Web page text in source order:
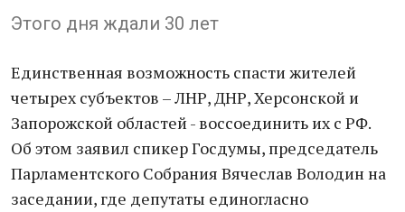
Этого дня ждали 30 лет
Единственная возможность спасти жителей
четырех субъектов – ЛНР, ДНР, Херсонской и
Запорожской областей - воссоединить их с РФ.
Об этом заявил спикер Госдумы, председатель
Парламентского Собрания Вячеслав Володин на
заседании, где депутаты единогласно